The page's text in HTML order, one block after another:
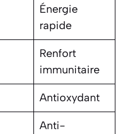
Énergie
rapide
Renfort
immunitaire
Antioxydant
Anti-